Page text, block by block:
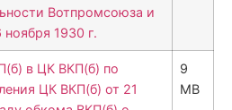
Вотпромсоюза и
1930 г.
в ЦК ВКП(б) по
ЦК ВКП(б) от 21
9
MB